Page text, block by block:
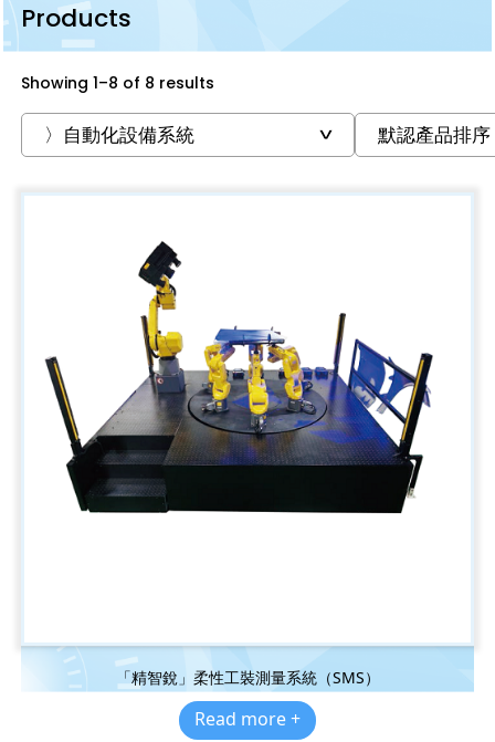
Products
Showing 1–8 of 8 results
「精智銳」柔性工裝測量系統（SMS）
Read more +